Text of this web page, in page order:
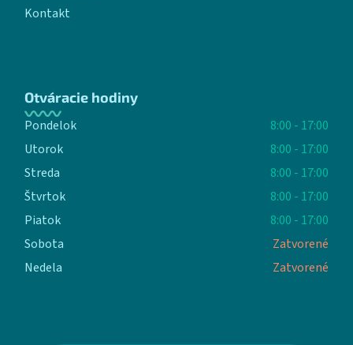
Kontakt
Otváracie hodiny
Pondelok
8:00 - 17:00
Utorok
8:00 - 17:00
Streda
8:00 - 17:00
Štvrtok
8:00 - 17:00
Piatok
8:00 - 17:00
Sobota
Zatvorené
Nedela
Zatvorené